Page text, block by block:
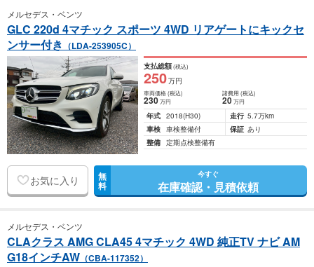
メルセデス・ベンツ
GLC 220d 4マチック スポーツ 4WD リアゲートにキックセ
ンサー付き （LDA-253905C）
支払総額(税込)
250万円
車両価格(税込)
230万円
諸費用 (税込)
20 万円
年式 2018(H30) 走行 5.7万km
車検 車検整備付 保証 あり
整備 定期点検整備有
お気に入り 無
料
今すぐ
在庫確認・見積依頼
メルセデス・ベンツ
CLAクラス AMG CLA45 4マチック 4WD 純正TV ナビ AM
G18インチAW （CBA-117352）